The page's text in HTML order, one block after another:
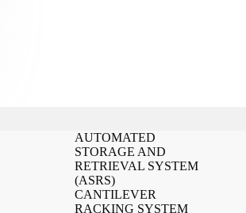
AUTOMATED
STORAGE AND
RETRIEVAL SYSTEM
(ASRS)
CANTILEVER
RACKING SYSTEM